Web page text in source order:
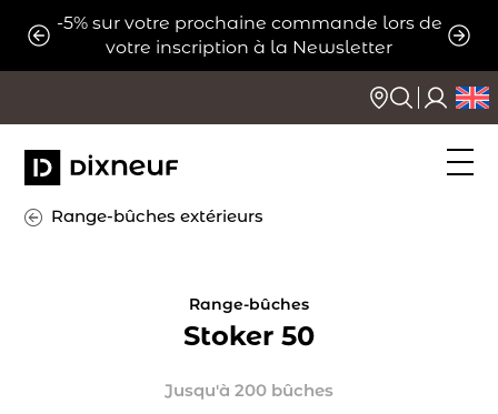
-5% sur votre prochaine commande lors de
votre inscription à la Newsletter
Range-bûches extérieurs
Range-bûches
Stoker 50
Jusqu'à 200 bûches